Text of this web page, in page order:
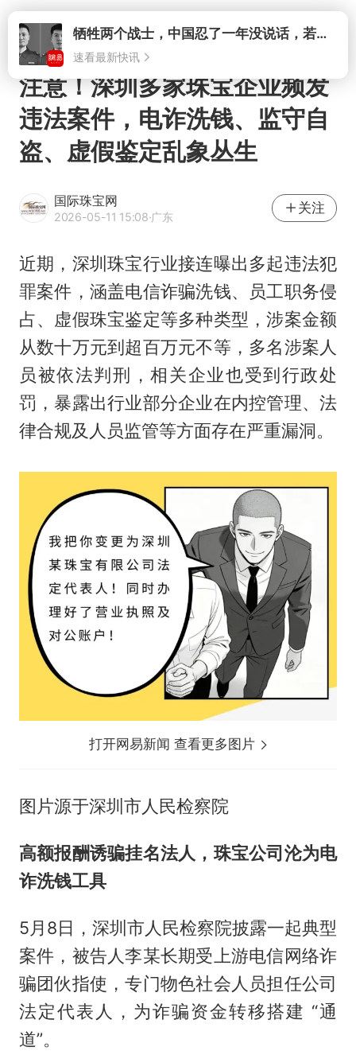
打开牺牲两个战士，中国忍了一年没说话，若菲律宾死了人，他会开战吗
速看最新快讯
注意！深圳多家珠宝企业频发
违法案件，电诈洗钱、监守自
盗、虚假鉴定乱象丛生
国际珠宝网
2026-05-11 15:08·广东
关注
近期，深圳珠宝行业接连曝出多起违法犯
罪案件，涵盖电信诈骗洗钱、员工职务侵
占、虚假珠宝鉴定等多种类型，涉案金额
从数十万元到超百万元不等，多名涉案人
员被依法判刑，相关企业也受到行政处
罚，暴露出行业部分企业在内控管理、法
律合规及人员监管等方面存在严重漏洞。
打开网易新闻 查看更多图片
图片源于深圳市人民检察院
高额报酬诱骗挂名法人，珠宝公司沦为电
诈洗钱工具
5月8日，深圳市人民检察院披露一起典型
案件，被告人李某长期受上游电信网络诈
骗团伙指使，专门物色社会人员担任公司
法定代表人，为诈骗资金转移搭建 “通
道”。